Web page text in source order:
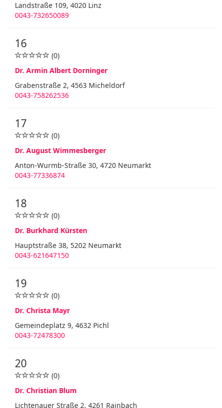
Landstraße 109, 4020 Linz
0043-732650089
16
(0)
Dr. Armin Albert Dorninger
Grabenstraße 2, 4563 Micheldorf
0043-758262536
17
(0)
Dr. August Wimmesberger
Anton-Wurmb-Straße 30, 4720 Neumarkt
0043-77336874
18
(0)
Dr. Burkhard Kürsten
Hauptstraße 38, 5202 Neumarkt
0043-621647150
19
(0)
Dr. Christa Mayr
Gemeindeplatz 9, 4632 Pichl
0043-72478300
20
(0)
Dr. Christian Blum
Lichtenauer Straße 2, 4261 Rainbach